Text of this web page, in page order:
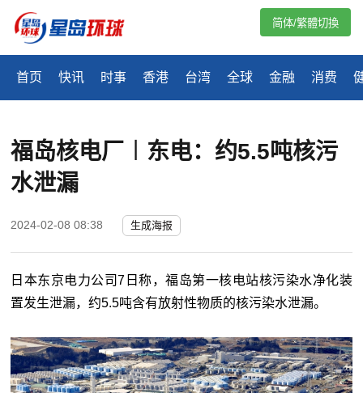
首页 快讯 时事 香港 台湾 全球 金融 消费
简体/繁體切換
福岛核电厂︱东电：约5.5吨核污
水泄漏
2024-02-08 08:38 生成海报
日本东京电力公司7日称，福岛第一核电站核污染水净化装
置发生泄漏，约5.5吨含有放射性物质的核污染水泄漏。